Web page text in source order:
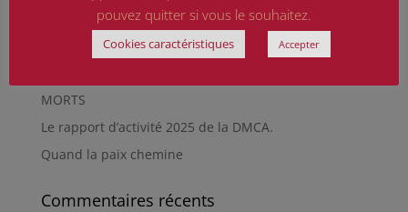
Futur Mur des noms des victimes de la Seconde
Guerre mondiale
MORTS
Le rapport d’activité 2025 de la DMCA.
Quand la paix chemine
Commentaires récents
pouvez quitter si vous le souhaitez.
Cookies caractéristiques Accepter